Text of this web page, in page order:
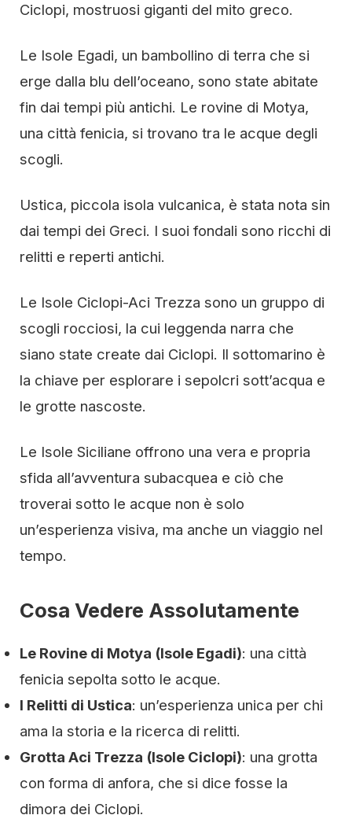
Ciclopi, mostruosi giganti del mito greco.
Le Isole Egadi, un bambollino di terra che si
erge dalla blu dell’oceano, sono state abitate
fin dai tempi più antichi. Le rovine di Motya,
una città fenicia, si trovano tra le acque degli
scogli.
Ustica, piccola isola vulcanica, è stata nota sin
dai tempi dei Greci. I suoi fondali sono ricchi di
relitti e reperti antichi.
Le Isole Ciclopi-Aci Trezza sono un gruppo di
scogli rocciosi, la cui leggenda narra che
siano state create dai Ciclopi. Il sottomarino è
la chiave per esplorare i sepolcri sott’acqua e
le grotte nascoste.
Le Isole Siciliane offrono una vera e propria
sfida all’avventura subacquea e ciò che
troverai sotto le acque non è solo
un’esperienza visiva, ma anche un viaggio nel
tempo.
Cosa Vedere Assolutamente
Le Rovine di Motya (Isole Egadi): una città
fenicia sepolta sotto le acque.
I Relitti di Ustica: un’esperienza unica per chi
ama la storia e la ricerca di relitti.
Grotta Aci Trezza (Isole Ciclopi): una grotta
con forma di anfora, che si dice fosse la
dimora dei Ciclopi.